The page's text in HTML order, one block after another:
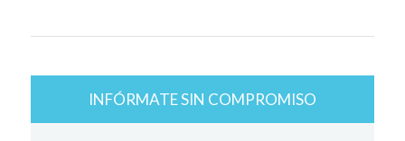
INFÓRMATE SIN COMPROMISO